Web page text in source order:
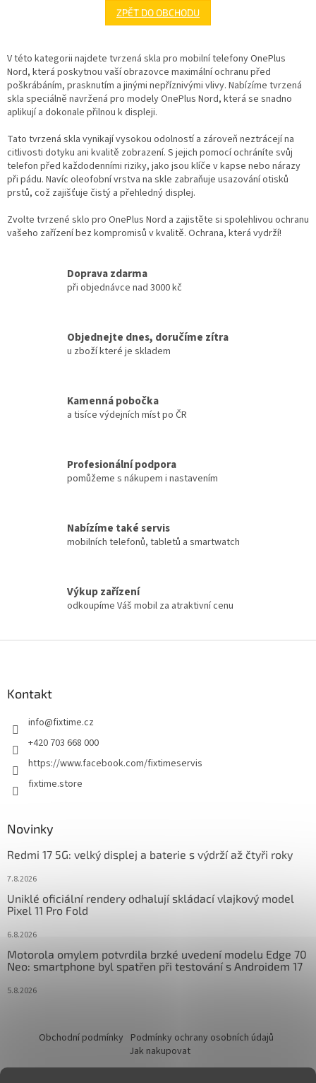
ZPĚT DO OBCHODU
V této kategorii najdete tvrzená skla pro mobilní telefony OnePlus
Nord, která poskytnou vaší obrazovce maximální ochranu před
poškrábáním, prasknutím a jinými nepříznivými vlivy. Nabízíme tvrzená
skla speciálně navržená pro modely OnePlus Nord, která se snadno
aplikují a dokonale přilnou k displeji.
Tato tvrzená skla vynikají vysokou odolností a zároveň neztrácejí na
citlivosti dotyku ani kvalitě zobrazení. S jejich pomocí ochráníte svůj
telefon před každodenními riziky, jako jsou klíče v kapse nebo nárazy
při pádu. Navíc oleofobní vrstva na skle zabraňuje usazování otisků
prstů, což zajišťuje čistý a přehledný displej.
Zvolte tvrzené sklo pro OnePlus Nord a zajistěte si spolehlivou ochranu
vašeho zařízení bez kompromisů v kvalitě. Ochrana, která vydrží!
Doprava zdarma
při objednávce nad 3000 kč
Objednejte dnes, doručíme zítra
u zboží které je skladem
Kamenná pobočka
a tisíce výdejních míst po ČR
Profesionální podpora
pomůžeme s nákupem i nastavením
Nabízíme také servis
mobilních telefonů, tabletů a smartwatch
Výkup zařízení
odkoupíme Váš mobil za atraktivní cenu
Kontakt
info@fixtime.cz
+420 703 668 000
https://www.facebook.com/fixtimeservis
fixtime.store
Novinky
Redmi 17 5G: velký displej a baterie s výdrží až čtyři roky
7.8.2026
Uniklé oficiální rendery odhalují skládací vlajkový model
Pixel 11 Pro Fold
6.8.2026
Motorola omylem potvrdila brzké uvedení modelu Edge 70
Neo: smartphone byl spatřen při testování s Androidem 17
5.8.2026
Obchodní podmínky Podmínky ochrany osobních údajů
Jak nakupovat